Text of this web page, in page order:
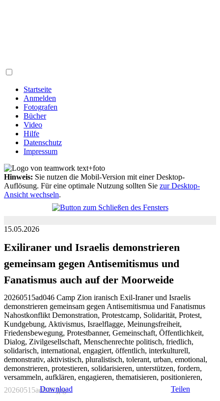
Startseite
Anmelden
Fotografen
Bücher
Video
Hilfe
Datenschutz
Impressum
Hinweis: Sie nutzen die Mobil-Version mit einer Desktop-
Auflösung. Für eine optimale Nutzung sollten Sie zur Desktop-
Ansicht wechseln.
Download Teilen
15.05.2026
Exiliraner und Israelis demonstrieren
gemeinsam gegen Antisemitismus und
Fanatismus auch auf der Moorweide
20260515ad046 Camp Zion iranisch Exil-Iraner und Israelis
demonstrieren gemeinsam gegen Antisemitismua und Fanatismus
Nahostkonflikt Demonstration, Protestcamp, Solidarität, Protest,
Kundgebung, Aktivismus, Israelflagge, Meinungsfreiheit,
Friedensbewegung, Protestbanner, Gemeinschaft, Öffentlichkeit,
Dialog, Zivilgesellschaft, Menschenrechte politisch, friedlich,
solidarisch, international, engagiert, öffentlich, interkulturell,
demonstrativ, aktivistisch, pluralistisch, tolerant, urban, emotional,
demonstrieren, protestieren, solidarisieren, unterstützen, fordern,
versammeln, aufklären, engagieren, thematisieren, positionieren,
20260515ad046.jpg